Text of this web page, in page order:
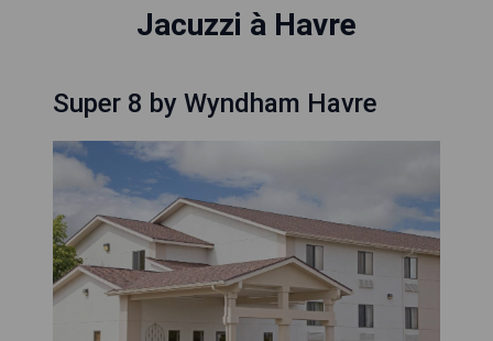
Jacuzzi à Havre
Super 8 by Wyndham Havre